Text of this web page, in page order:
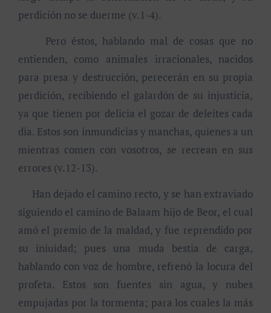
perdición no se duerme (v.1-4).
Pero éstos, hablando mal de cosas que no
entienden, como animales irracionales, nacidos
para presa y destrucción, perecerán en su propia
perdición, recibiendo el galardón de su injusticia,
ya que tienen por delicia el gozar de deleites cada
día. Estos son inmundicias y manchas, quienes a un
mientras comen con vosotros, se recrean en sus
errores (v.12-13).
Han dejado el camino recto, y se han extraviado
siguiendo el camino de Balaam hijo de Beor, el cual
amó el premio de la maldad, y fue reprendido por
su iniuidad; pues una muda bestia de carga,
hablando con voz de hombre, refrenó la locura del
profeta. Estos son fuentes sin agua, y nubes
empujadas por la tormenta; para los cuales la más